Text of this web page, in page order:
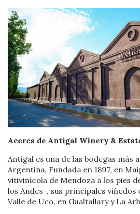
Acerca de Antigal Winery &
Antigal es una de las bodegas más
Argentina. Fundada en 1897, en
vitivinícola de Mendoza a los pies
los Andes-, sus principales viñedos
Valle de Uco, en Gualtallary y La